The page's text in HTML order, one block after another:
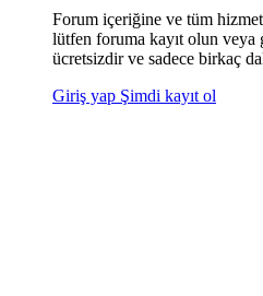
Forum içeriğine ve tüm
lütfen foruma kayıt olun veya
ücretsizdir ve sadece birkaç
Giriş yap Şimdi kayıt ol